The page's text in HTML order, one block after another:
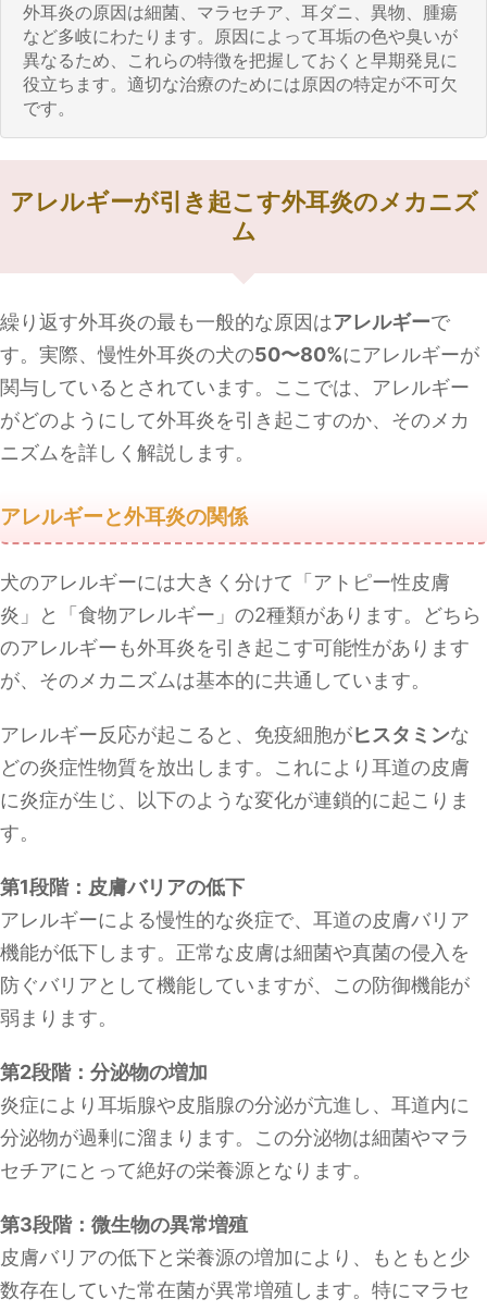
外耳炎の原因は細菌、マラセチア、耳ダニ、異物、腫瘍
など多岐にわたります。原因によって耳垢の色や臭いが
異なるため、これらの特徴を把握しておくと早期発見に
役立ちます。適切な治療のためには原因の特定が不可欠
です。
アレルギーが引き起こす外耳炎のメカニズ
ム
繰り返す外耳炎の最も一般的な原因はアレルギーで
す。実際、慢性外耳炎の犬の50〜80%にアレルギーが
関与しているとされています。ここでは、アレルギー
がどのようにして外耳炎を引き起こすのか、そのメカ
ニズムを詳しく解説します。
アレルギーと外耳炎の関係
犬のアレルギーには大きく分けて「アトピー性皮膚
炎」と「食物アレルギー」の2種類があります。どちら
のアレルギーも外耳炎を引き起こす可能性があります
が、そのメカニズムは基本的に共通しています。
アレルギー反応が起こると、免疫細胞がヒスタミンな
どの炎症性物質を放出します。これにより耳道の皮膚
に炎症が生じ、以下のような変化が連鎖的に起こりま
す。
第1段階：皮膚バリアの低下
アレルギーによる慢性的な炎症で、耳道の皮膚バリア
機能が低下します。正常な皮膚は細菌や真菌の侵入を
防ぐバリアとして機能していますが、この防御機能が
弱まります。
第2段階：分泌物の増加
炎症により耳垢腺や皮脂腺の分泌が亢進し、耳道内に
分泌物が過剰に溜まります。この分泌物は細菌やマラ
セチアにとって絶好の栄養源となります。
第3段階：微生物の異常増殖
皮膚バリアの低下と栄養源の増加により、もともと少
数存在していた常在菌が異常増殖します。特にマラセ